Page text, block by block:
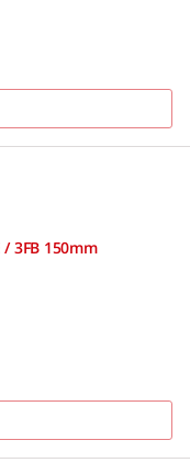
3FB 150mm